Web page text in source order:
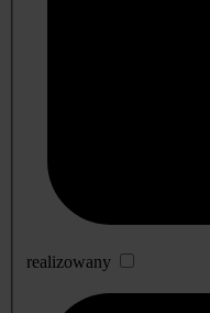
realizowany